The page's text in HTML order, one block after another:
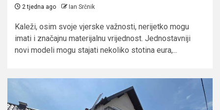
2 tjedna ago Ian Srčnik
Kaleži, osim svoje vjerske važnosti, nerijetko mogu
imati i značajnu materijalnu vrijednost. Jednostavniji
novi modeli mogu stajati nekoliko stotina eura,...